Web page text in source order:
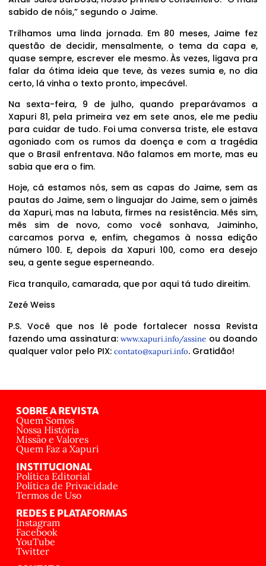
sabido de nóis,” segundo o Jaime.
Trilhamos uma linda jornada. Em 80 meses, Jaime fez
questão de decidir, mensalmente, o tema da capa e,
quase sempre, escrever ele mesmo. Às vezes, ligava pra
falar da ótima ideia que teve, às vezes sumia e, no dia
certo, lá vinha o texto pronto, impecável.
Na sexta-feira, 9 de julho, quando preparávamos a
Xapuri 81, pela primeira vez em sete anos, ele me pediu
para cuidar de tudo. Foi uma conversa triste, ele estava
agoniado com os rumos da doença e com a tragédia
que o Brasil enfrentava. Não falamos em morte, mas eu
sabia que era o fim.
Hoje, cá estamos nós, sem as capas do Jaime, sem as
pautas do Jaime, sem o linguajar do Jaime, sem o jaimês
da Xapuri, mas na labuta, firmes na resistência. Mês sim,
mês sim de novo, como você sonhava, Jaiminho,
carcamos porva e, enfim, chegamos à nossa edição
número 100. E, depois da Xapuri 100, como era desejo
seu, a gente segue esperneando.
Fica tranquilo, camarada, que por aqui tá tudo direitim.
Zezé Weiss
P.S. Você que nos lê pode fortalecer nossa Revista
fazendo uma assinatura:www.xapuri.info/assine ou doando
qualquer valor pelo PIX: contato@xapuri.info. Gratidão!
SOBRE A REVISTA
Quem Somos
Nossa História
Missão e Valores
Quem Faz a Xapuri
INSTITUCIONAL
Política Editorial
Política de Privacidade
Termos de Uso
REDES E PLATAFORMAS
Instagram
Facebook
YouTube
Twitter